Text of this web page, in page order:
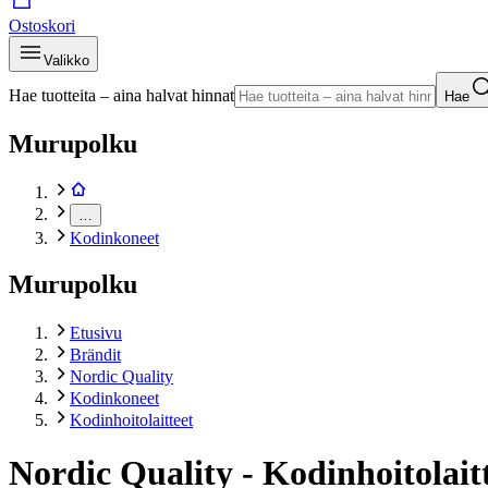
Ostoskori
Valikko
Hae tuotteita – aina halvat hinnat Hae
Murupolku
Kodinkoneet
Murupolku
Etusivu
Brändit
Nordic Quality
Kodinkoneet
Kodinhoitolaitteet
Nordic Quality -